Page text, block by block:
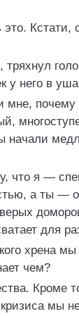
Кстати,
у него в
мне,
начали
что я —
а ты —
для
хрена
чем?
Кроме
мы